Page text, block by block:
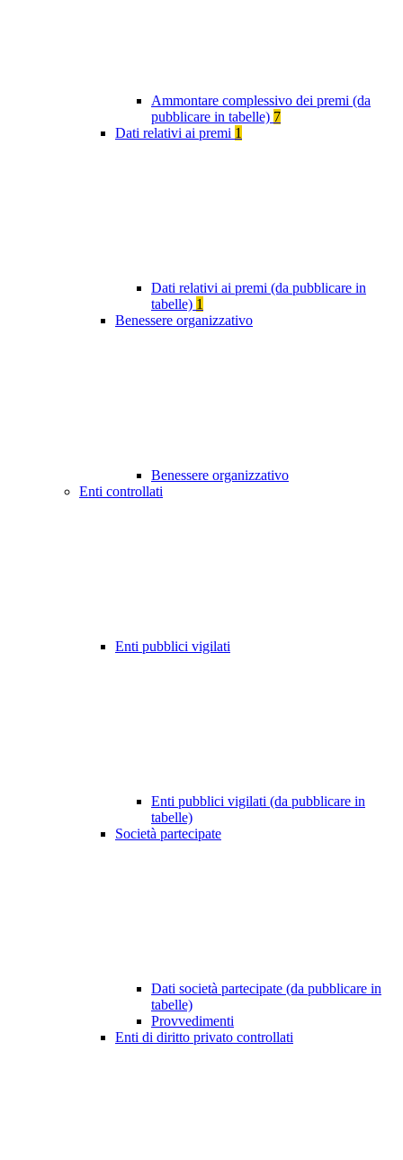
Ammontare complessivo dei premi (da
pubblicare in tabelle) 7
Dati relativi ai premi 1
Dati relativi ai premi (da pubblicare in
tabelle) 1
Benessere organizzativo
Benessere organizzativo
Enti controllati
Enti pubblici vigilati
Enti pubblici vigilati (da pubblicare in
tabelle)
Società partecipate
Dati società partecipate (da pubblicare in
tabelle)
Provvedimenti
Enti di diritto privato controllati